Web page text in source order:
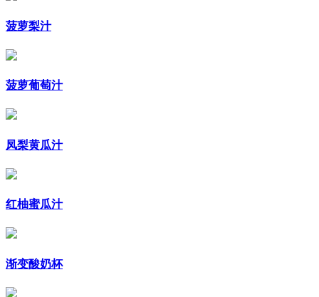
菠萝梨汁
菠萝葡萄汁
凤梨黄瓜汁
红柚蜜瓜汁
渐变酸奶杯